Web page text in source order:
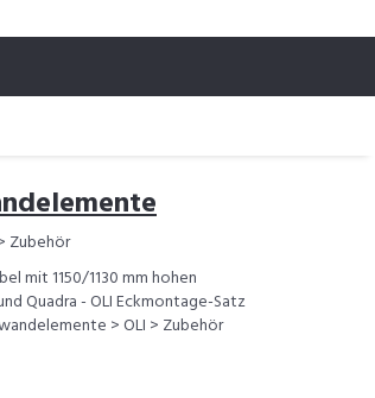
Zubehör
mit 1150/1130 mm hohen
Quadra - OLI Eckmontage-Satz
> OLI > Zubehör